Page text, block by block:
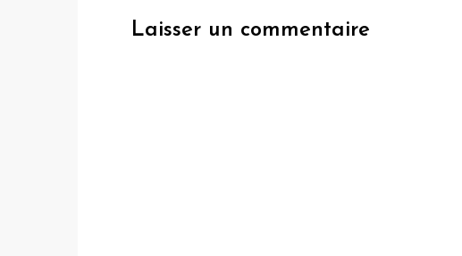
l’article
Laisser un commentaire